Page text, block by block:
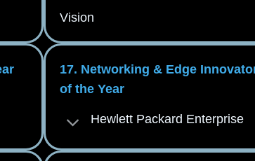
Vision
17. Networking & Edge
of the Year
Hewlett Packard Enterprise